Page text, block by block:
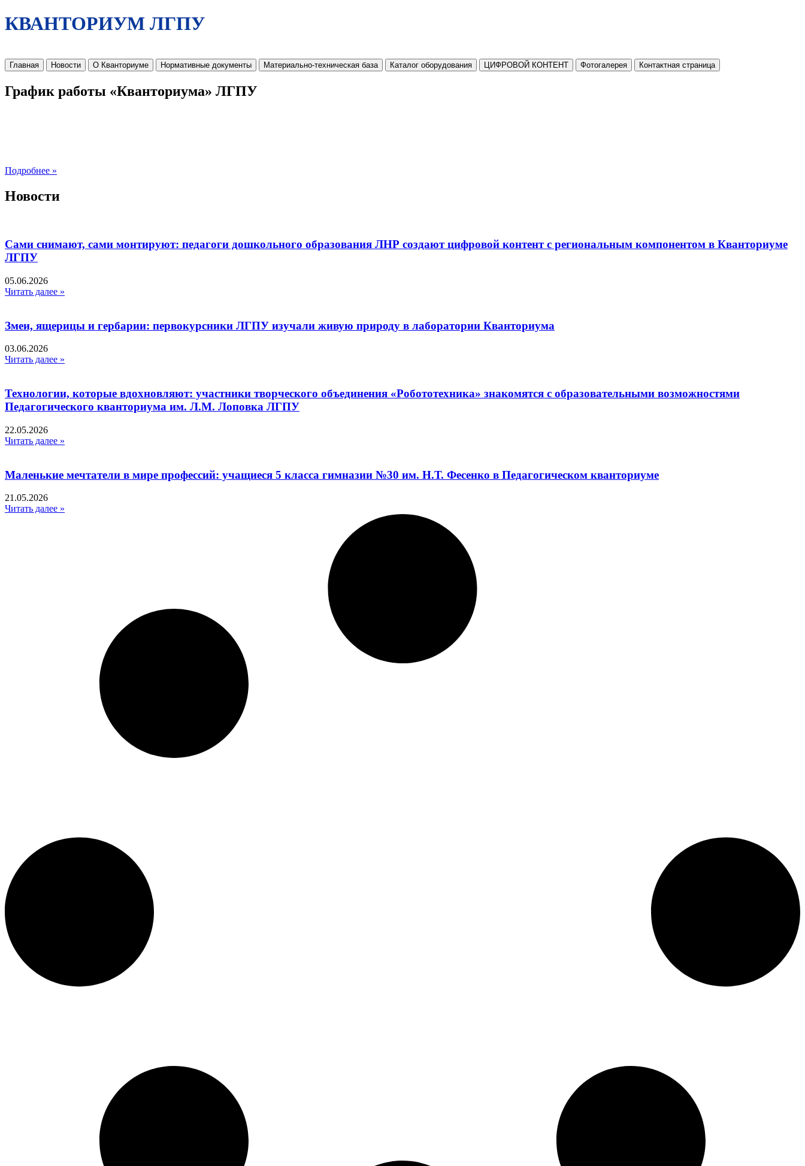
КВАНТОРИУМ ЛГПУ
Главная Новости О Кванториуме Нормативные документы Материально-техническая база Каталог оборудования ЦИФРОВОЙ КОНТЕНТ Фотогалерея Контактная страница
График работы «Кванториума» ЛГПУ
Подробнее »
Новости
Сами снимают, сами монтируют: педагоги дошкольного образования ЛНР создают цифровой контент с региональным компонентом в Кванториуме
ЛГПУ​
05.06.2026
Читать далее »
Змеи, ящерицы и гербарии: первокурсники ЛГПУ изучали живую природу в лаборатории Кванториума
03.06.2026
Читать далее »
Технологии, которые вдохновляют: участники творческого объединения «Робототехника» знакомятся с образовательными возможностями
Педагогического кванториума им. Л.М. Лоповка ЛГПУ
22.05.2026
Читать далее »
Маленькие мечтатели в мире профессий: учащиеся 5 класса гимназии №30 им. Н.Т. Фесенко в Педагогическом кванториуме
21.05.2026
Читать далее »